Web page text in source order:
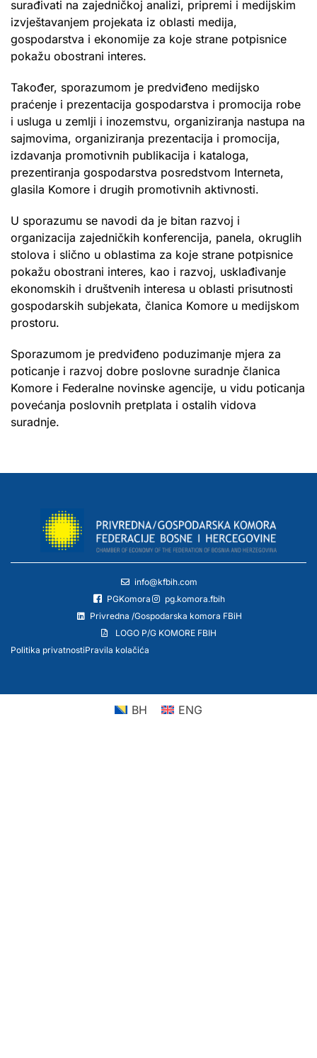
surađivati na zajedničkoj analizi, pripremi i medijskim
izvještavanjem projekata iz oblasti medija,
gospodarstva i ekonomije za koje strane potpisnice
pokažu obostrani interes.
Također, sporazumom je predviđeno medijsko
praćenje i prezentacija gospodarstva i promocija robe
i usluga u zemlji i inozemstvu, organiziranja nastupa na
sajmovima, organiziranja prezentacija i promocija,
izdavanja promotivnih publikacija i kataloga,
prezentiranja gospodarstva posredstvom Interneta,
glasila Komore i drugih promotivnih aktivnosti.
U sporazumu se navodi da je bitan razvoj i
organizacija zajedničkih konferencija, panela, okruglih
stolova i slično u oblastima za koje strane potpisnice
pokažu obostrani interes, kao i razvoj, usklađivanje
ekonomskih i društvenih interesa u oblasti prisutnosti
gospodarskih subjekata, članica Komore u medijskom
prostoru.
Sporazumom je predviđeno poduzimanje mjera za
poticanje i razvoj dobre poslovne suradnje članica
Komore i Federalne novinske agencije, u vidu poticanja
povećanja poslovnih pretplata i ostalih vidova
suradnje.
info@kfbih.com
PGKomora
pg.komora.fbih
Privredna /Gospodarska komora FBiH
LOGO P/G KOMORE FBIH
Politika privatnostiPravila kolačića
BH ENG